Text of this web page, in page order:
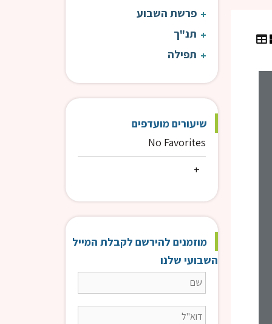
פרשת השבוע
פרשת השבוע
תנ"ך
תפילה
שיעורים מועדפים
No Favorites
מוזמנים להירשם לקבלת המייל
השבועי שלנו